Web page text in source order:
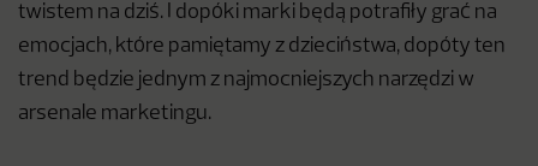
twistem na dziś. I dopóki marki będą potrafiły grać na
emocjach, które pamiętamy z dzieciństwa, dopóty ten
trend będzie jednym z najmocniejszych narzędzi w
arsenale marketingu.